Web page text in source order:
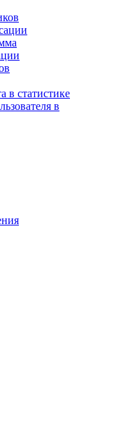
в статистике
в